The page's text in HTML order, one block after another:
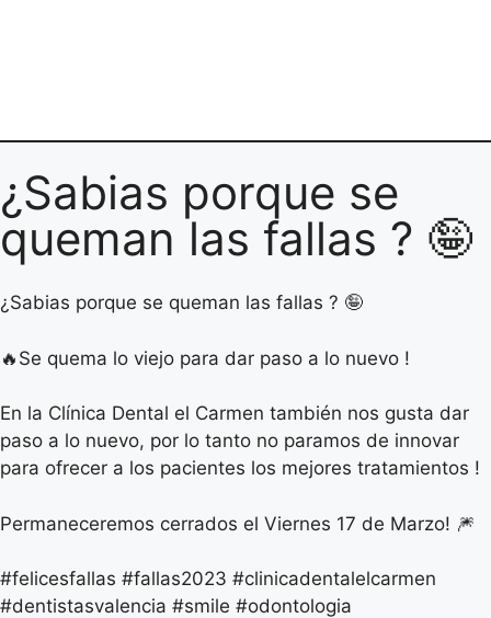
¿Sabias porque se
queman las fallas ? 🤪
¿Sabias porque se queman las fallas ? 🤪
🔥Se quema lo viejo para dar paso a lo nuevo !
En la Clínica Dental el Carmen también nos gusta dar
paso a lo nuevo, por lo tanto no paramos de innovar
para ofrecer a los pacientes los mejores tratamientos !
Permaneceremos cerrados el Viernes 17 de Marzo! 🎆
#felicesfallas #fallas2023 #clinicadentalelcarmen
#dentistasvalencia #smile #odontologia